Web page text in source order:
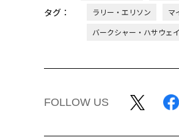
タグ：
ラリー・エリソン
マ
バークシャー・ハサウェイ
FOLLOW US